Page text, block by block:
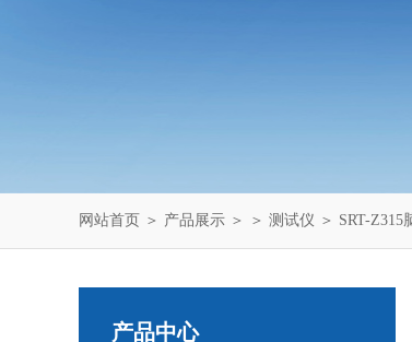
网站首页 ＞ 产品展示 ＞ ＞ 测试仪 ＞ SRT-
产品中心